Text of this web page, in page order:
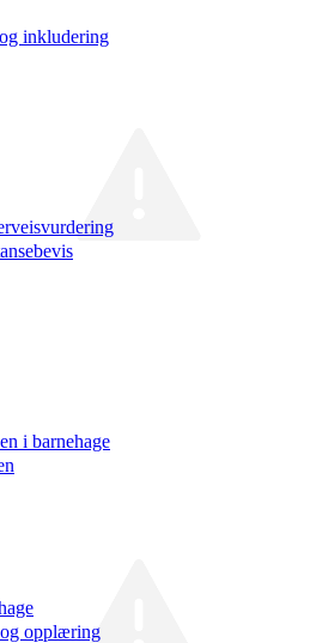
inkludering
i barnehage
opplæring